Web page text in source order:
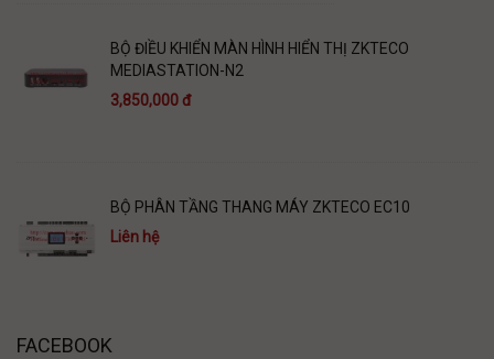
BỘ ĐIỀU KHIỂN MÀN HÌNH HIỂN THỊ ZKTECO
MEDIASTATION-N2
3,850,000 đ
BỘ PHÂN TẦNG THANG MÁY ZKTECO EC10
Liên hệ
FACEBOOK